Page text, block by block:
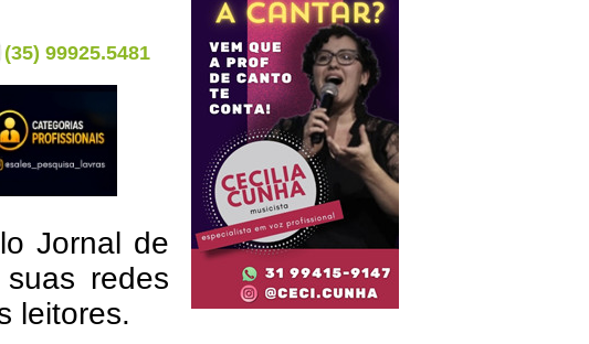
(35) 99925.5481
Jornal de
redes
leitores.